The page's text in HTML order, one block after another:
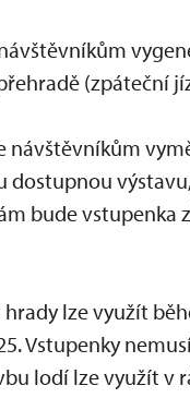
(zpáteční
návštěvníkům
dostupnou
bude
hrady lze využít
Vstupenky
lodí lze využít v